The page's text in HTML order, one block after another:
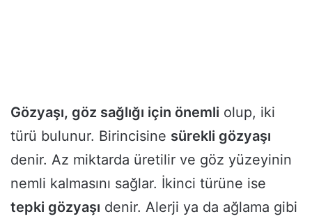
Gözyaşı, göz sağlığı için önemli olup, iki
türü bulunur. Birincisine sürekli gözyaşı
denir. Az miktarda üretilir ve göz yüzeyinin
nemli kalmasını sağlar. İkinci türüne ise
tepki gözyaşı denir. Alerji ya da ağlama gibi